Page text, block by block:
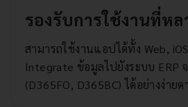
รองรับการใช้งานที่ห
สามารถใช้งานแอปได้ทั้ง Web,
Integrate ข้อมูลไปยังระบบ ERP
(D365FO, D365BC) ได้อย่างง่ายด